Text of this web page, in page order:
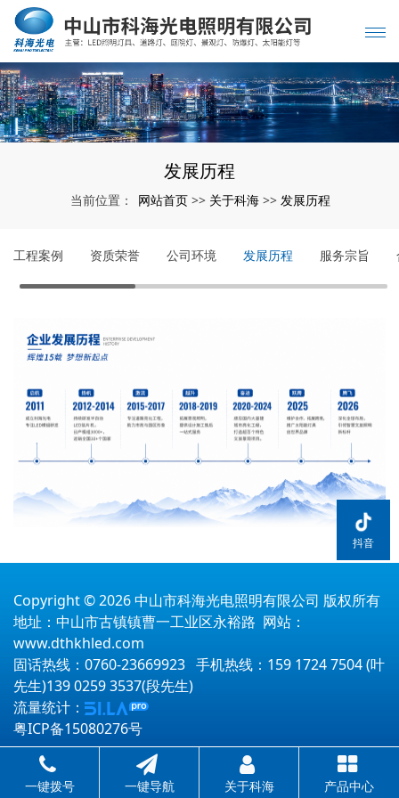
发展历程
当前位置： 网站首页 >> 关于科海 >> 发展历程
工程案例 资质荣誉 公司环境 发展历程 服务宗旨
Copyright © 2026 中山市科海光电照明有限公司 版权所有
地址：中山市古镇镇曹一工业区永裕路 网站：
www.dthkhled.com
固话热线：0760-23669923 手机热线：159 1724 7504 (叶
先生)139 0259 3537(段先生)
流量统计：
粤ICP备15080276号
一键拨号 一键导航 关于科海 产品中心
抖音